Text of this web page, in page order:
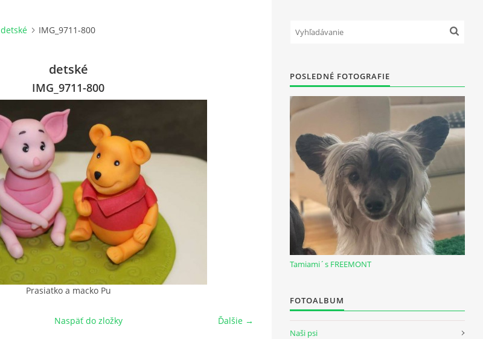
detské IMG_9711-800
detské
IMG_9711-800
Prasiatko a macko Pu
Ďalšie →
Naspäť do zložky
POSLEDNÉ FOTOGRAFIE
Tamiami´s FREEMONT
FOTOALBUM
Naši psi